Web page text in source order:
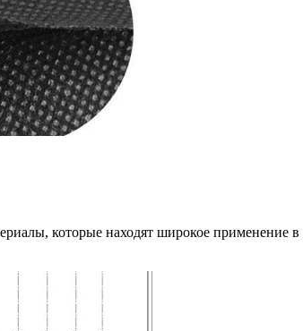
которые находят широкое применение в